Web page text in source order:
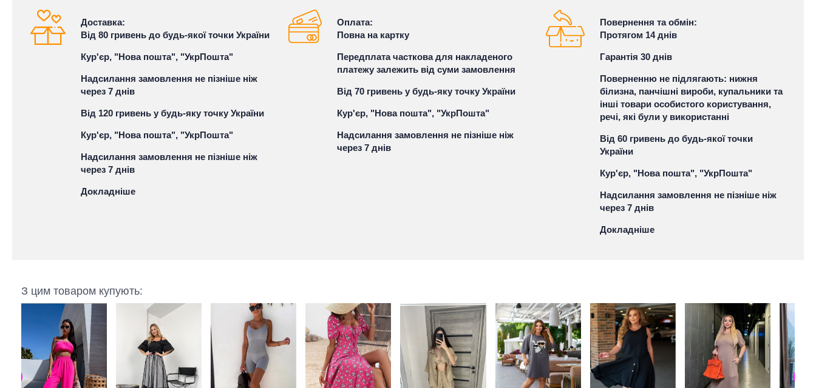
Доставка:
Від 80 гривень до будь-якої точки України
Кур'єр, "Нова пошта", "УкрПошта"
Надсилання замовлення не пізніше ніж
через 7 днів
Від 120 гривень у будь-яку точку України
Кур'єр, "Нова пошта", "УкрПошта"
Надсилання замовлення не пізніше ніж
через 7 днів
Докладніше
Оплата:
Повна на картку
Передплата часткова для накладеного
платежу залежить від суми замовлення
Від 70 гривень у будь-яку точку України
Кур'єр, "Нова пошта", "УкрПошта"
Надсилання замовлення не пізніше ніж
через 7 днів
Повернення та обмін:
Протягом 14 днів
Гарантія 30 днів
Поверненню не підлягають: нижня
білизна, панчішні вироби, купальники та
інші товари особистого користування,
речі, які були у використанні
Від 60 гривень до будь-якої точки
України
Кур'єр, "Нова пошта", "УкрПошта"
Надсилання замовлення не пізніше ніж
через 7 днів
Докладніше
З цим товаром купують: